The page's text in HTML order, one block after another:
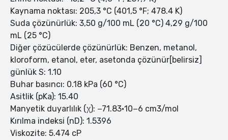
Kaynama noktası: 205,3 °C (401,5 °F; 478.4 K)
Suda çözünürlük: 3,50 g/100 mL (20 °C) 4,29 g/100
mL (25 °C)
Diğer çözücülerde çözünürlük: Benzen, metanol,
kloroform, etanol, eter, asetonda çözünür[belirsiz]
günlük S: 1.10
Buhar basıncı: 0.18 kPa (60 °C)
Asitlik (pKa): 15.40
Manyetik duyarlılık (χ): −71.83·10−6 cm3/mol
Kırılma indeksi (nD): 1.5396
Viskozite: 5.474 cP